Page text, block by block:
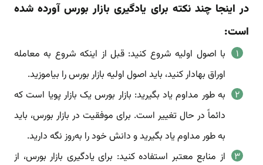
در اینجا چند نکته برای یادگیری بازار بورس آورده شده
است:
با اصول اولیه شروع کنید: قبل از اینکه شروع به معامله
اوراق بهادار کنید، باید اصول اولیه بازار بورس را بیاموزید.
به طور مداوم یاد بگیرید: بازار بورس یک بازار پویا است که
دائماً در حال تغییر است. برای موفقیت در بازار بورس، باید
به طور مداوم یاد بگیرید و دانش خود را به‌روز نگه دارید.
از منابع معتبر استفاده کنید: برای یادگیری بازار بورس، از